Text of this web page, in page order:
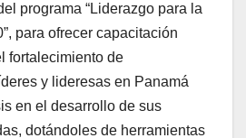
programa “Liderazgo para la
para ofrecer capacitación
fortalecimiento de
y lideresas en Panamá
en el desarrollo de sus
dotándoles de herramientas